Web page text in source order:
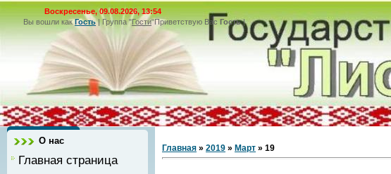
Воскресенье, 09.08.2026, 13:54
Вы вошли как Гость|Группа"Гости"Приветствую Вас Гость|
О нас
Главная страница
Главная » 2019 » Март » 19